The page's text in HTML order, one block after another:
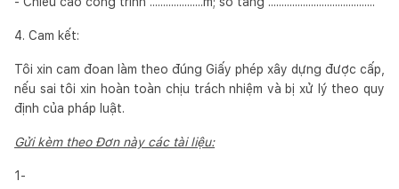
4. Cam kết:
Tôi xin cam đoan làm theo đúng Giấy phép xây dựng được cấp,
nếu sai tôi xin hoàn toàn chịu trách nhiệm và bị xử lý theo quy
định của pháp luật.
Gửi kèm theo Đơn này các tài liệu:
1-